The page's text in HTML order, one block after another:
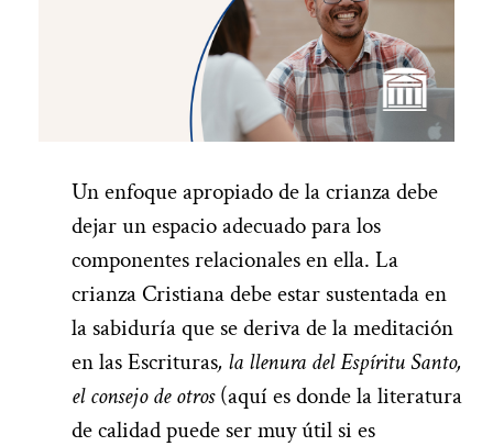
Un enfoque apropiado delacrianzadebe
dejar un espacioadecuado para los
componentes relacionales enella. La
crianza Cristiana debe estar sustentada en
la sabiduría que se deriva de la meditación
en las Escrituras, la llenura del EspírituSanto,
el consejo de otros(aquí es donde la literatura
de calidad puede ser muy útil si es